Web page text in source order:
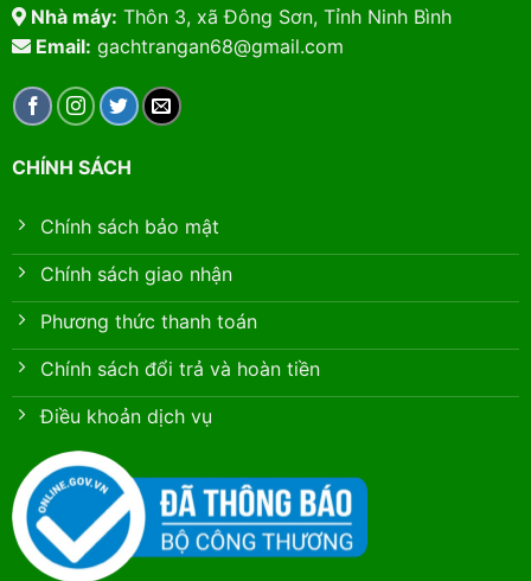
Nhà máy: Thôn 3, xã Đông Sơn, Tỉnh Ninh Bình
Email: gachtrangan68@gmail.com
CHÍNH SÁCH
Chính sách bảo mật
Chính sách giao nhận
Phương thức thanh toán
Chính sách đổi trả và hoàn tiền
Điều khoản dịch vụ